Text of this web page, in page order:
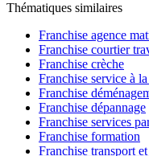
Thématiques similaires
Franchise agence
Franchise courtier
Franchise crèche
Franchise service à
Franchise
Franchise dépannage
Franchise services
Franchise formation
Franchise transport